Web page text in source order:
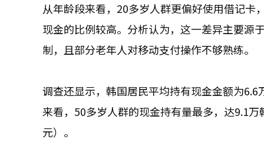
从年龄段来看，20多岁人群更偏好使用借记
现金的比例较高。分析认为，这一差异主要源
制，且部分老年人对移动支付操作不够熟练。
调查还显示，韩国居民平均持有现金金额为
来看，50多岁人群的现金持有量最多，达9.1
元）。